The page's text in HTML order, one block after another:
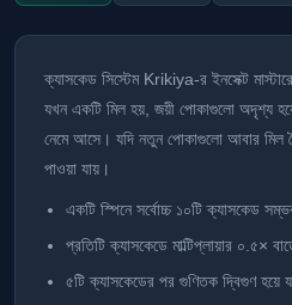
ক্যাসকেড সিস্টেম Krikiya-র ইনসেক্ট
যখন একটি মিল হয়, জয়ী পোকাগুলো অদৃশ্য
নেমে আসে। যদি নতুন পোকাগুলো আবার মিল
পাওয়া যায়।
একটি স্পিনে সর্বোচ্চ ১০টি ক্যাসকেড
প্রতিটি ক্যাসকেডে মাল্টিপ্লায়ার ০.৫×
৫টি ক্যাসকেডের পর গুণিতক দ্বিগুণ হয়ে